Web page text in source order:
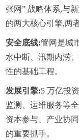
张网” 战略体系,与
的两大核心引擎,两
安全底线:管网是城
水中断、汛期内涝
性的基础工程。
发展引擎:5 万亿投
监测、运维服务等
资本参与、产业协
的重要抓手。